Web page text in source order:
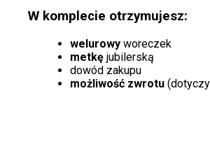
W komplecie otrzymujesz:
welurowy woreczek
metkę jubilerską
dowód zakupu
możliwość zwrotu